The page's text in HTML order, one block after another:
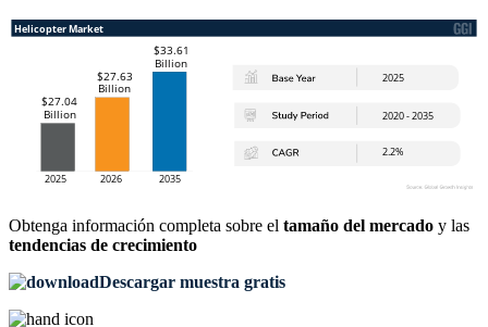
Obtenga información completa sobre el tamaño del mercado y las
tendencias de crecimiento
Descargar muestra gratis